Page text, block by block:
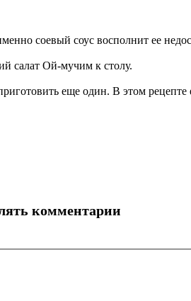
соевый соус восполнит ее
салат Ой-мучим к столу.
еще один. В этом
комментарии